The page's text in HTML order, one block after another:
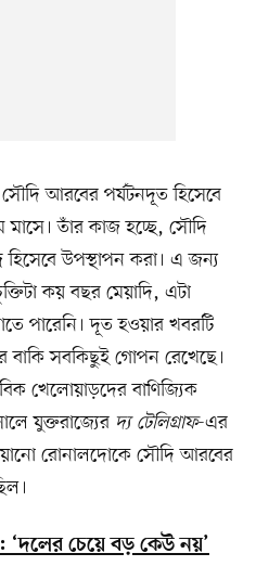
আরবের পর্যটনদূত হিসেবে
তাঁর কাজ হচ্ছে, সৌদি
উপস্থাপন করা। এ জন্য
কয় বছর মেয়াদি, এটা
পারেনি। দূত হওয়ার খবরটি
বাকি সবকিছুই গোপন রেখেছে।
খেলোয়াড়দের বাণিজ্যিক
যুক্তরাজ্যের দ্য টেলিগ্রাফ-এর
রোনালদোকে সৌদি আরবের
‘দলের চেয়ে বড় কেউ নয়’